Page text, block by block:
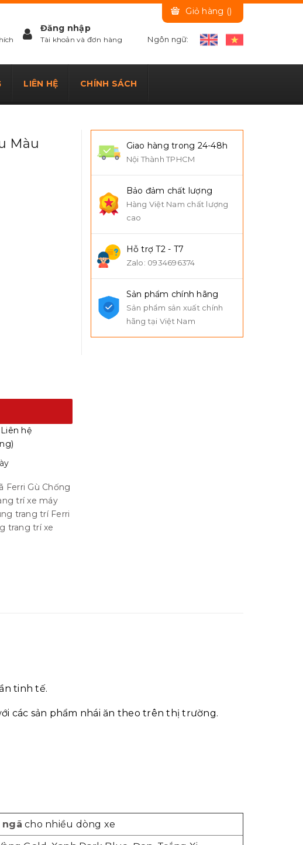
Giỏ hàng ()
Đăng nhập
Tài khoản và đơn hàng Ngôn ngữ:
LIÊN HỆ CHÍNH SÁCH
Màu
Liên hệ
Ferri Gù Chống
trí xe máy
trang trí Ferri
trang trí xe
Giao hàng trong 24-48h
Nội Thành TPHCM
Bảo đảm chất lượng
Hàng Việt Nam chất lượng
cao
Hỗ trợ T2 - T7
Zalo: 0934696374
Sản phẩm chính hãng
Sản phẩm sản xuất chính
hãng tại Việt Nam
tinh tế.
các sản phẩm nhái ăn theo trên thị trường.
ngã cho nhiều dòng xe